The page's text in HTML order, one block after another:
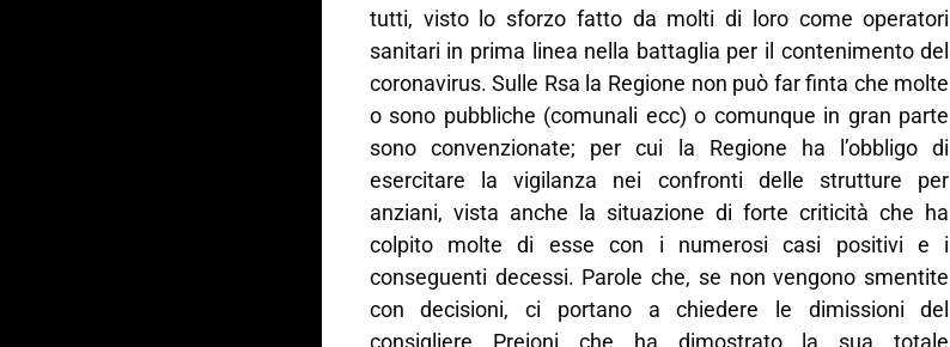
tutti, visto lo sforzo fatto da molti di loro come operatori
sanitari in prima linea nella battaglia per il contenimento del
coronavirus. Sulle Rsa la Regione non può far finta che molte
o sono pubbliche (comunali ecc) o comunque in gran parte
sono convenzionate; per cui la Regione ha l’obbligo di
esercitare la vigilanza nei confronti delle strutture per
anziani, vista anche la situazione di forte criticità che ha
colpito molte di esse con i numerosi casi positivi e i
conseguenti decessi. Parole che, se non vengono smentite
con decisioni, ci portano a chiedere le dimissioni del
consigliere Preioni che ha dimostrato la sua totale